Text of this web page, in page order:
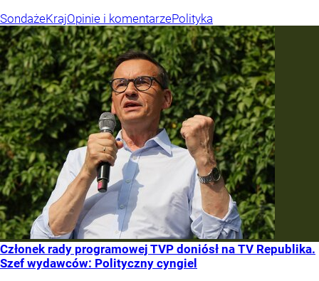
SondażeKrajOpinie i komentarzePolityka
Członek rady programowej TVP doniósł na TV Republika.
Szef wydawców: Polityczny cyngiel